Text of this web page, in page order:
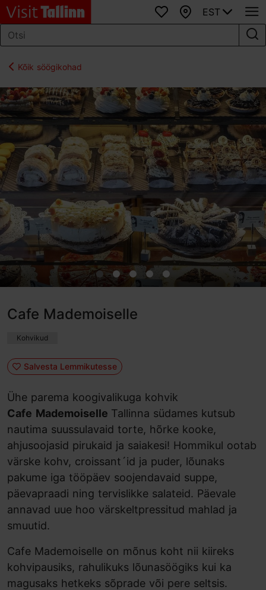
Lemmikud
Kaart
EST
Kõik söögikohad
Cafe Mademoiselle
Kohvikud
Salvesta Lemmikutesse
Ühe parema koogivalikuga kohvik
Cafe Mademoiselle Tallinna südames kutsub
nautima suussulavaid torte, hõrke kooke,
ahjusoojasid pirukaid ja saiakesi! Hommikul ootab
värske kohv, croissant´id ja puder, lõunaks
pakume iga tööpäev soojendavaid suppe,
päevapraadi ning tervislikke salateid. Päevale
annavad uue hoo värskeltpressitud mahlad ja
smuutid.
Cafe Mademoiselle on mõnus koht nii kiireks
kohvipausiks, rahulikuks lõunasöögiks kui ka
magusaks hetkeks sõprade või pere seltsis.